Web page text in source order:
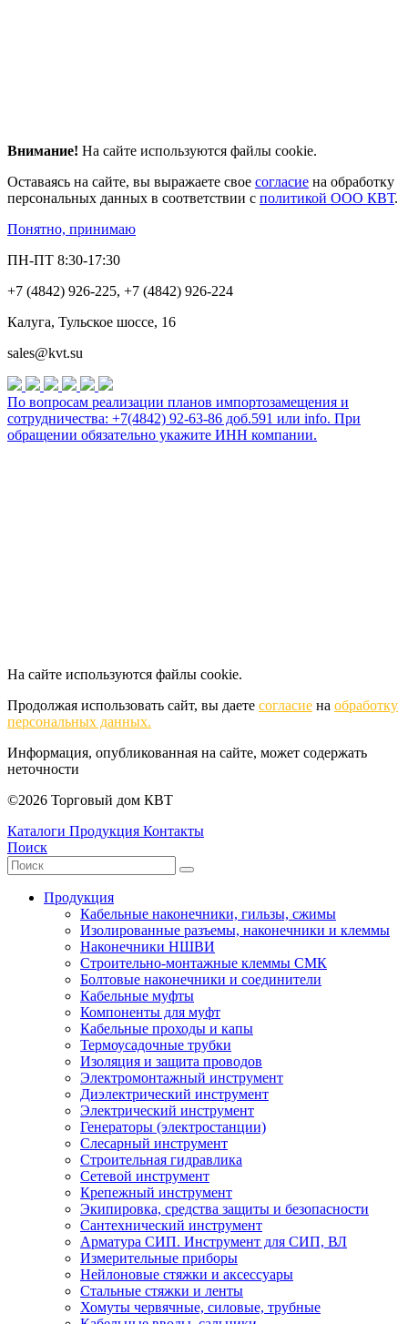
Внимание! На сайте используются файлы cookie.
Оставаясь на сайте, вы выражаете свое согласие на обработку
персональных данных в соответствии с политикой ООО КВТ.
Понятно, принимаю
ПН-ПТ 8:30-17:30
+7 (4842) 926-225, +7 (4842) 926-224
Калуга, Тульское шоссе, 16
sales@kvt.su
По вопросам реализации планов импортозамещения и
сотрудничества: +7(4842) 92-63-86 доб.591 или info. При
обращении обязательно укажите ИНН компании.
На сайте используются файлы cookie.
Продолжая использовать сайт, вы даете согласие на обработку
персональных данных.
Информация, опубликованная на сайте, может содержать
неточности
©2026 Торговый дом КВТ
Каталоги Продукция Контакты
Поиск
Продукция
Кабельные наконечники, гильзы, сжимы
Изолированные разъемы, наконечники и клеммы
Наконечники НШВИ
Строительно-монтажные клеммы СМК
Болтовые наконечники и соединители
Кабельные муфты
Компоненты для муфт
Кабельные проходы и капы
Термоусадочные трубки
Изоляция и защита проводов
Электромонтажный инструмент
Диэлектрический инструмент
Электрический инструмент
Генераторы (электростанции)
Слесарный инструмент
Строительная гидравлика
Сетевой инструмент
Крепежный инструмент
Экипировка, средства защиты и безопасности
Сантехнический инструмент
Арматура СИП. Инструмент для СИП, ВЛ
Измерительные приборы
Нейлоновые стяжки и аксессуары
Стальные стяжки и ленты
Хомуты червячные, силовые, трубные